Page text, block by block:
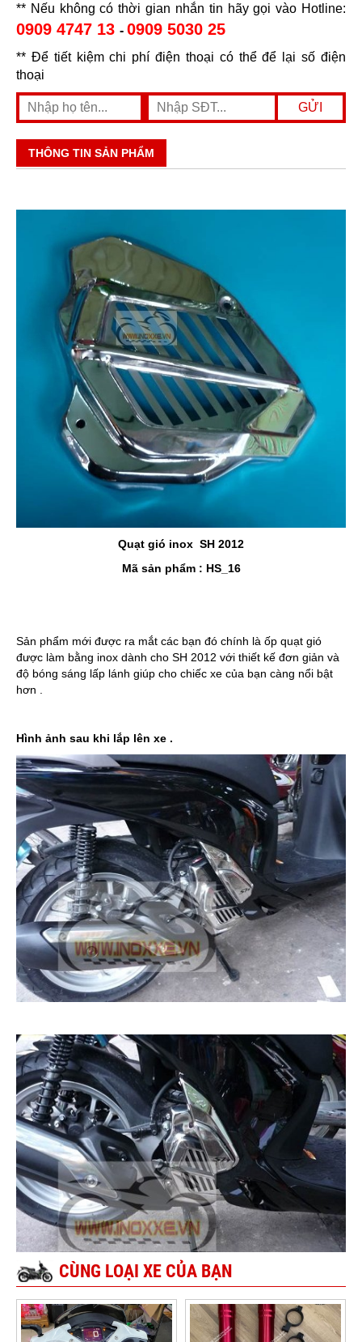
** Nếu không có thời gian nhắn tin hãy gọi vào Hotline:
0909 4747 13 - 0909 5030 25
** Để tiết kiệm chi phí điện thoại có thể để lại số điện
thoại
THÔNG TIN SẢN PHẨM
Quạt gió inox SH 2012
Mã sản phẩm : HS_16
Sản phẩm mới được ra mắt các bạn đó chính là ốp quạt gió
được làm bằng inox dành cho SH 2012 với thiết kế đơn giản và
độ bóng sáng lấp lánh giúp cho chiếc xe của bạn càng nổi bật
hơn .
Hình ảnh sau khi lắp lên xe .
CÙNG LOẠI XE CỦA BẠN